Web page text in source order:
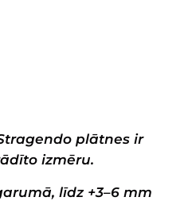
plātnes ir
izmēru.
līdz +3–6 mm